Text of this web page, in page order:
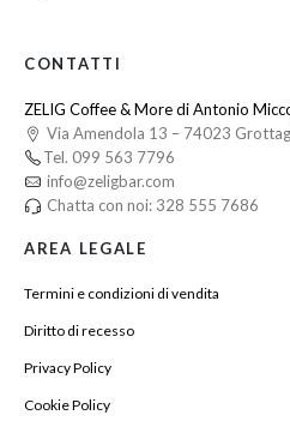
CONTATTI
ZELIG Coffee & More di Antonio
Via Amendola 13 – 74023
Tel. 099 563 7796
info@zeligbar.com
Chatta con noi: 328 555 7686
AREA LEGALE
Termini e condizioni di vendita
Diritto di recesso
Privacy Policy
Cookie Policy